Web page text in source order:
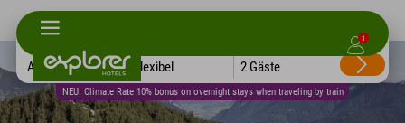
1
NEU: Climate Rate 10% bonus on overnight stays when traveling by train
Alle Hotels Flexibel 2 Gäste